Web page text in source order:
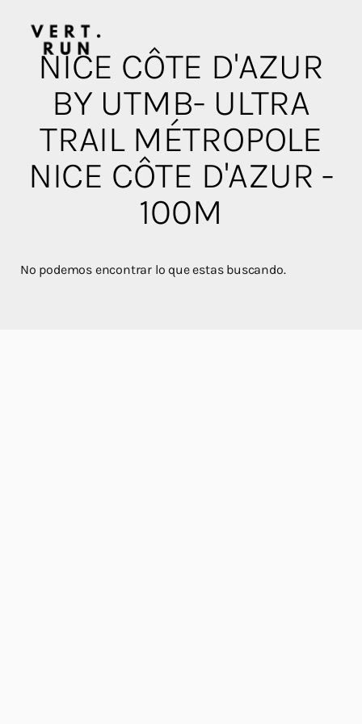
NICE CÔTE D'AZUR
BY UTMB- ULTRA
TRAIL MÉTROPOLE
NICE CÔTE D'AZUR -
100M
No podemos encontrar lo que estas buscando.